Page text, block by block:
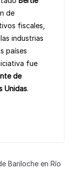
de
fiscales,
industrias
países
fue
de
Unidas.
Bariloche en Río